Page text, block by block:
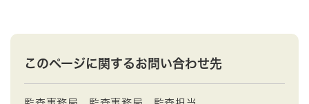
このページに関するお問い合わせ先